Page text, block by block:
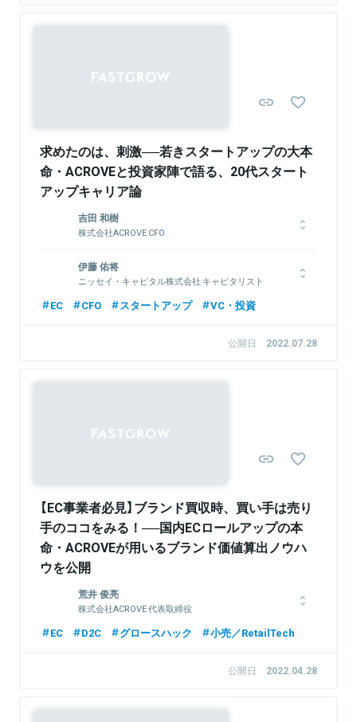
トアップへの投資活動を行うグローバルファンド「BEENEXT」を
求めたのは、刺激──若きスタートアップの大本
命・ACROVEと投資家陣で語る、20代スタート
アップキャリア論
吉田 和樹
株式会社ACROVE CFO
ーファームの有限責任あずさ監査法人、国際事業部に入社。小
売、製造、情報通信等の業界を中心とした財務諸表監査業務・内
部統制監査業務を担当しつつ、KPMGロサンゼルス事務所への短
期派遣も経験。2021年10月よりACROVEに入社し、CFOとして
伊藤 佑将
ニッセイ・キャピタル株式会社 キャピタリスト
早稲田大学理工学術院基幹理工学研究科 修了後、インターンを
経て2020年にニッセイ・キャピタル入社。現在は投資部にて新
EC CFO スタートアップ VC・投資
公開日 2022.07.28
【EC事業者必見】ブランド買収時、買い手は売り
手のココをみる！──国内ECロールアップの本
命・ACROVEが用いるブランド価値算出ノウハ
ウを公開
荒井 俊亮
株式会社ACROVE 代表取締役
日本大学法学部在学中にACROVEの前身となる株式会社アノマ
を設立。植物性プロテインをはじめとした自社ECブランド事業
スやマーケティングの知見を生かしたEC事業者向けBIツール及
EC D2C グロースハック 小売／RetailTech
公開日 2022.04.28